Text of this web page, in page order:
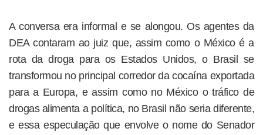
A conversa era informal e se alongou. Os agentes da
DEA contaram ao juiz que, assim como o México é a
rota da droga para os Estados Unidos, o Brasil se
transformou no principal corredor da cocaína exportada
para a Europa, e assim como no México o tráfico de
drogas alimenta a política, no Brasil não seria diferente,
e essa especulação que envolve o nome do Senador